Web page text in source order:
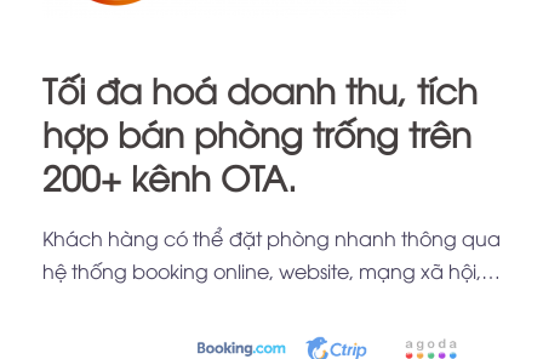
Tối đa hoá doanh thu, tích
hợp bán phòng trống trên
200+ kênh OTA.
Khách hàng có thể đặt phòng nhanh thông qua
hệ thống booking online, website, mạng xã hội,…